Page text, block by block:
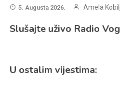
5. Augusta 2026. Amela
Slušajte uživo Radio
U ostalim vijestima: